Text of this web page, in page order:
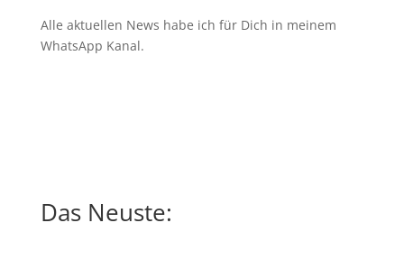
Alle aktuellen News habe ich für Dich in meinem
WhatsApp Kanal.
Das Neuste: